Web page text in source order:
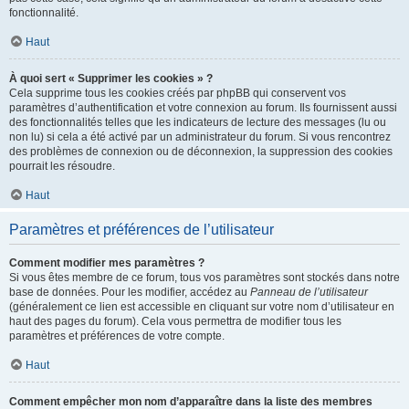
fonctionnalité.
Haut
À quoi sert « Supprimer les cookies » ?
Cela supprime tous les cookies créés par phpBB qui conservent vos
paramètres d’authentification et votre connexion au forum. Ils fournissent aussi
des fonctionnalités telles que les indicateurs de lecture des messages (lu ou
non lu) si cela a été activé par un administrateur du forum. Si vous rencontrez
des problèmes de connexion ou de déconnexion, la suppression des cookies
pourrait les résoudre.
Haut
Paramètres et préférences de l’utilisateur
Comment modifier mes paramètres ?
Si vous êtes membre de ce forum, tous vos paramètres sont stockés dans notre
base de données. Pour les modifier, accédez au Panneau de l’utilisateur
(généralement ce lien est accessible en cliquant sur votre nom d’utilisateur en
haut des pages du forum). Cela vous permettra de modifier tous les
paramètres et préférences de votre compte.
Haut
Comment empêcher mon nom d’apparaître dans la liste des membres